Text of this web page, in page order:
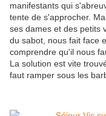
manifestants qui
tente de s'approcher.
ses dames et des petits
du sabot, nous fait face
comprendre qu'il nous
La solution est vite
faut ramper sous les